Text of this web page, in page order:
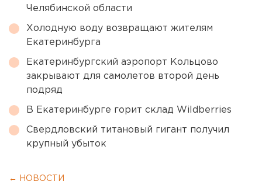
Челябинской области
Холодную воду возвращают жителям
Екатеринбурга
Екатеринбургский аэропорт Кольцово
закрывают для самолетов второй день
подряд
В Екатеринбурге горит склад Wildberries
Свердловский титановый гигант получил
крупный убыток
← НОВОСТИ